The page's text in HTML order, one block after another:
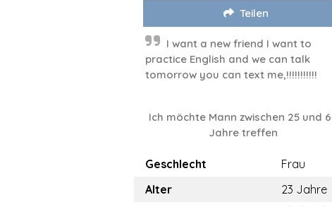
Teilen
I want a new friend I want to
practice English and we can talk
tomorrow you can text me,!!!!!!!!!!!
Ich möchte Mann zwischen 25 und
Jahre treffen
Geschlecht
Frau
Alter
23 Jahre